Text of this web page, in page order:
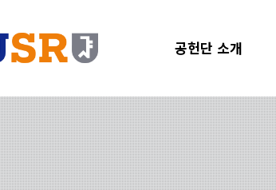
공헌단 소개
단장 인사말
기관 소개